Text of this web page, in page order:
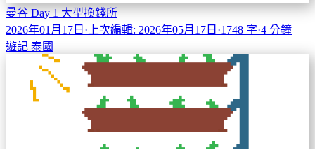
曼谷 Day 1 大型換錢所
2026年01月17日 ·上次編輯: 2026年05月17日 ·1748 字·4 分鐘
遊記 泰國